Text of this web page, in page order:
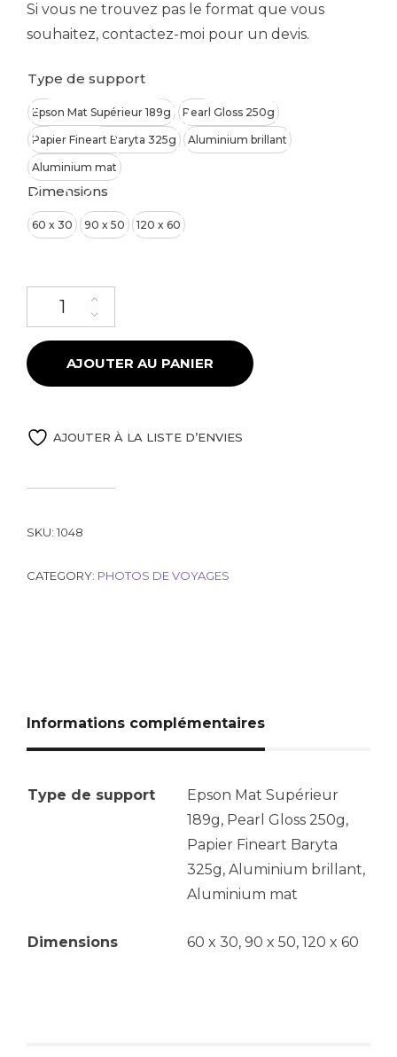
Si vous ne trouvez pas le format que vous
souhaitez, contactez-moi pour un devis.
Type de support
Epson Mat Supérieur 189g Pearl Gloss 250g
Papier Fineart Baryta 325g Aluminium brillant
Aluminium mat
Dimensions
60 x 30 90 x 50 120 x 60
AJOUTER AU PANIER
AJOUTER À LA LISTE D’ENVIES
SKU: 1048
CATEGORY: PHOTOS DE VOYAGES
Informations complémentaires
Type de support
Epson Mat Supérieur
189g, Pearl Gloss 250g,
Papier Fineart Baryta
325g, Aluminium brillant,
Aluminium mat
Dimensions 60 x 30, 90 x 50, 120 x 60